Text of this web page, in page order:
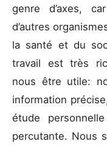
genre d’axes,
d’autres
la santé et du
travail est très
nous être utile:
information
étude
percutante. Nous